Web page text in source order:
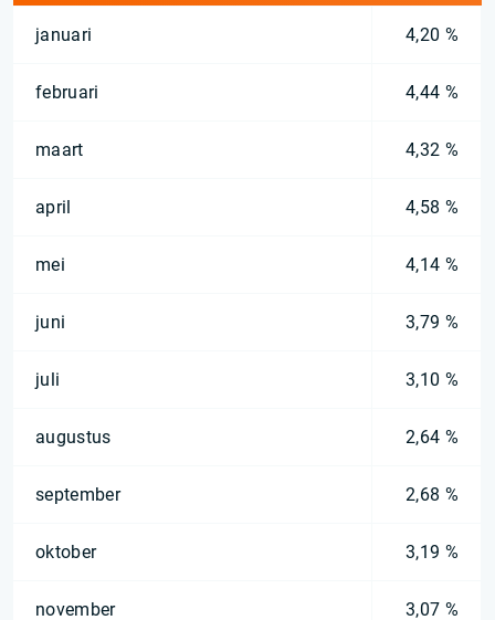
januari 4,20 %
februari 4,44 %
maart 4,32 %
april 4,58 %
mei 4,14 %
juni 3,79 %
juli 3,10 %
augustus 2,64 %
september 2,68 %
oktober 3,19 %
november 3,07 %